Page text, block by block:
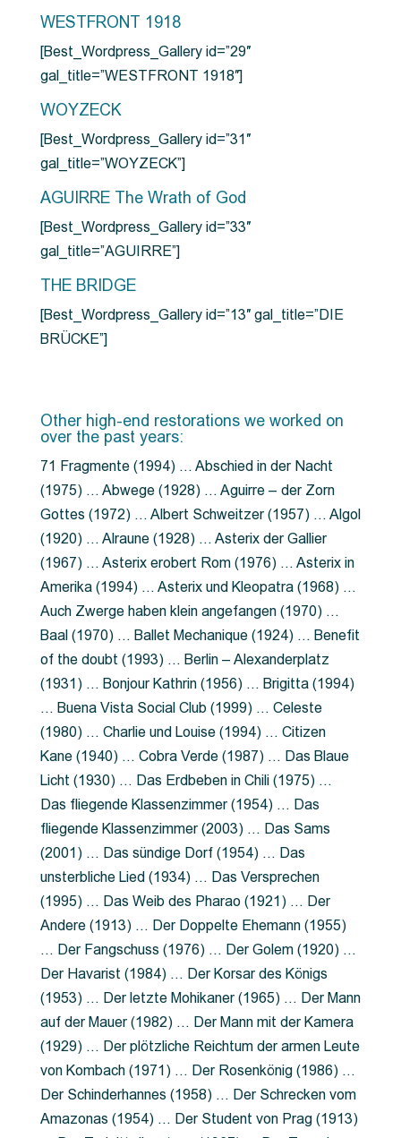
WESTFRONT 1918
[Best_Wordpress_Gallery id=”29″
gal_title=”WESTFRONT 1918″]
WOYZECK
[Best_Wordpress_Gallery id=”31″
gal_title=”WOYZECK”]
AGUIRRE The Wrath of God
[Best_Wordpress_Gallery id=”33″
gal_title=”AGUIRRE”]
THE BRIDGE
[Best_Wordpress_Gallery id=”13″ gal_title=”DIE
BRÜCKE”]
Other high-end restorations we worked on
over the past years:
71 Fragmente (1994) … Abschied in der Nacht
(1975) … Abwege (1928) … Aguirre – der Zorn
Gottes (1972) … Albert Schweitzer (1957) … Algol
(1920) … Alraune (1928) … Asterix der Gallier
(1967) … Asterix erobert Rom (1976) … Asterix in
Amerika (1994) … Asterix und Kleopatra (1968) …
Auch Zwerge haben klein angefangen (1970) …
Baal (1970) … Ballet Mechanique (1924) … Benefit
of the doubt (1993) … Berlin – Alexanderplatz
(1931) … Bonjour Kathrin (1956) … Brigitta (1994)
… Buena Vista Social Club (1999) … Celeste
(1980) … Charlie und Louise (1994) … Citizen
Kane (1940) … Cobra Verde (1987) … Das Blaue
Licht (1930) … Das Erdbeben in Chili (1975) …
Das fliegende Klassenzimmer (1954) … Das
fliegende Klassenzimmer (2003) … Das Sams
(2001) … Das sündige Dorf (1954) … Das
unsterbliche Lied (1934) … Das Versprechen
(1995) … Das Weib des Pharao (1921) … Der
Andere (1913) … Der Doppelte Ehemann (1955)
… Der Fangschuss (1976) … Der Golem (1920) …
Der Havarist (1984) … Der Korsar des Königs
(1953) … Der letzte Mohikaner (1965) … Der Mann
auf der Mauer (1982) … Der Mann mit der Kamera
(1929) … Der plötzliche Reichtum der armen Leute
von Kombach (1971) … Der Rosenkönig (1986) …
Der Schinderhannes (1958) … Der Schrecken vom
Amazonas (1954) … Der Student von Prag (1913)